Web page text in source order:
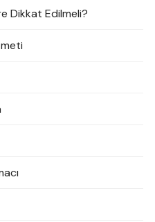
Dikkat Edilmeli?